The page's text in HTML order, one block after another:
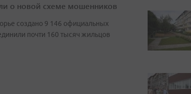
о новой схеме мошенников
создано 9 146 официальных
почти 160 тысяч жильцов